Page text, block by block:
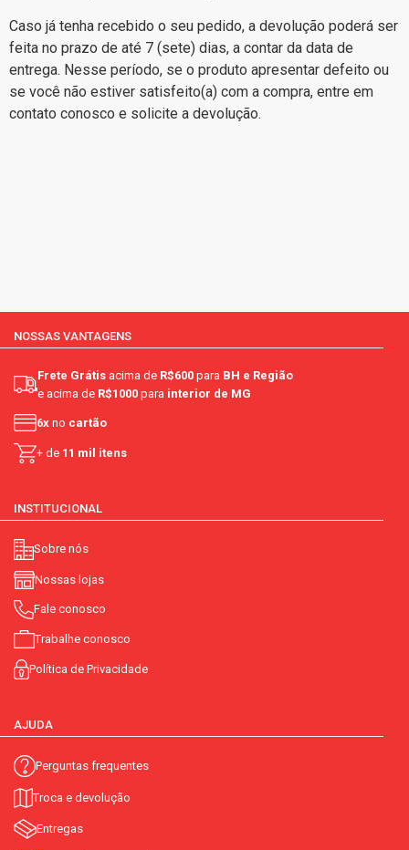
Caso já tenha recebido o seu pedido, a devolução poderá ser
feita no prazo de até 7 (sete) dias, a contar da data de
entrega. Nesse período, se o produto apresentar defeito ou
se você não estiver satisfeito(a) com a compra, entre em
contato conosco e solicite a devolução.
NOSSAS VANTAGENS
Frete Grátis acima de R$600 para BH e Região
e acima de R$1000 para interior de MG
6x no cartão
+ de 11 mil itens
INSTITUCIONAL
Sobre nós
Nossas lojas
Fale conosco
Trabalhe conosco
Política de Privacidade
AJUDA
Perguntas frequentes
Troca e devolução
Entregas